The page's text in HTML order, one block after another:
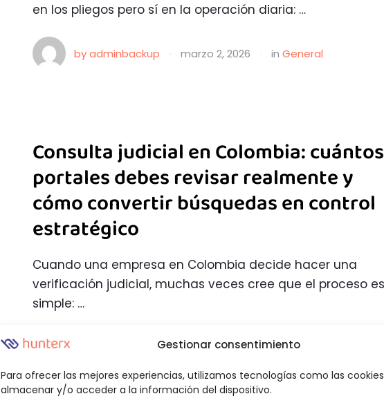
Gestionar consentimiento
Para ofrecer las mejores experiencias, utilizamos tecnologías como las
almacenar y/o acceder a la información del dispositivo.
en los pliegos pero sí en la operación diaria: …
by adminbackup · marzo 2, 2026 · in General
Consulta judicial en Colombia: cuántos
portales debes revisar realmente y
cómo convertir búsquedas en control
estratégico
Cuando una empresa en Colombia decide hacer una
verificación judicial, muchas veces cree que el proceso es
simple: …
adminbackup · febrero 25, 2026 · in Informativo